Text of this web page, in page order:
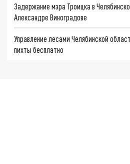
Задержание мэра Троицка в
Александре Виноградове
Управление лесами Челябинской
пихты бесплатно